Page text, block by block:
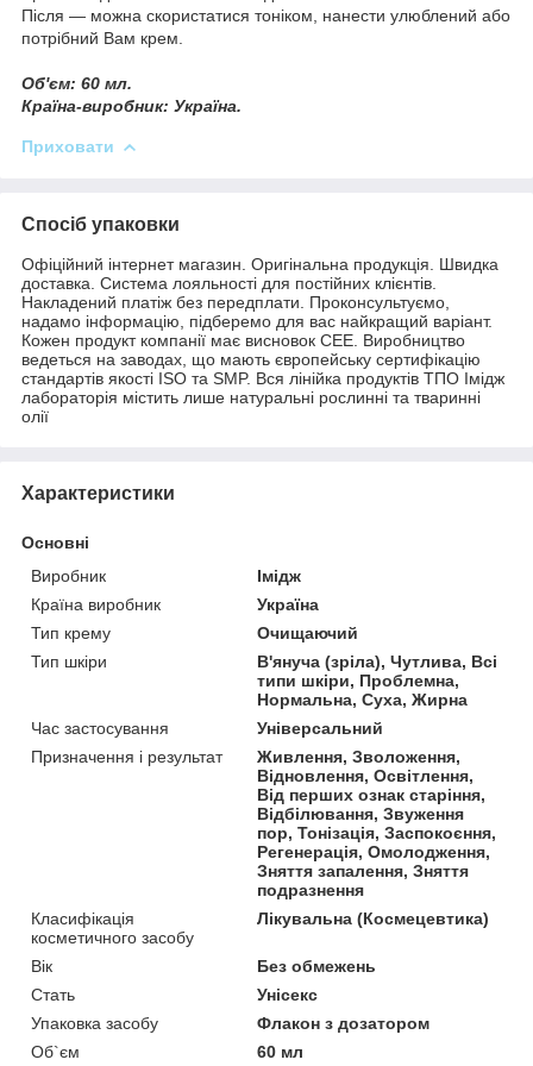
Після — можна скористатися тоніком, нанести улюблений або
потрібний Вам крем.
Об'єм: 60 мл.
Країна-виробник: Україна.
Приховати
Спосіб упаковки
Офіційний інтернет магазин. Оригінальна продукція. Швидка
доставка. Система лояльності для постійних клієнтів.
Накладений платіж без передплати. Проконсультуємо,
надамо інформацію, підберемо для вас найкращий варіант.
Кожен продукт компанії має висновок СЕЕ. Виробництво
ведеться на заводах, що мають європейську сертифікацію
стандартів якості ISO та SMP. Вся лінійка продуктів ТПО Імідж
лабораторія містить лише натуральні рослинні та тваринні
олії
Характеристики
Основні
Виробник
Імідж
Країна виробник
Україна
Тип крему
Очищаючий
Тип шкіри
В'януча (зріла), Чутлива, Всі
типи шкіри, Проблемна,
Нормальна, Суха, Жирна
Час застосування
Універсальний
Призначення і результат
Живлення, Зволоження,
Відновлення, Освітлення,
Від перших ознак старіння,
Відбілювання, Звуження
пор, Тонізація, Заспокоєння,
Регенерація, Омолодження,
Зняття запалення, Зняття
подразнення
Класифікація
косметичного засобу
Лікувальна (Космецевтика)
Вік
Без обмежень
Стать
Унісекс
Упаковка засобу
Флакон з дозатором
Об`єм
60 мл